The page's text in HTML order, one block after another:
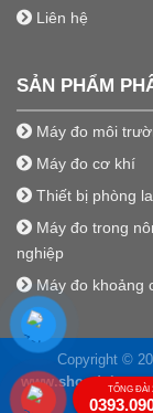
Liên hệ
SẢN PHẨM
Máy đo môi
Máy đo cơ khí
Thiết bị phòng
Máy đo trong
nghiệp
Máy đo khoảng
Copyright ©
TỔNG ĐÀI